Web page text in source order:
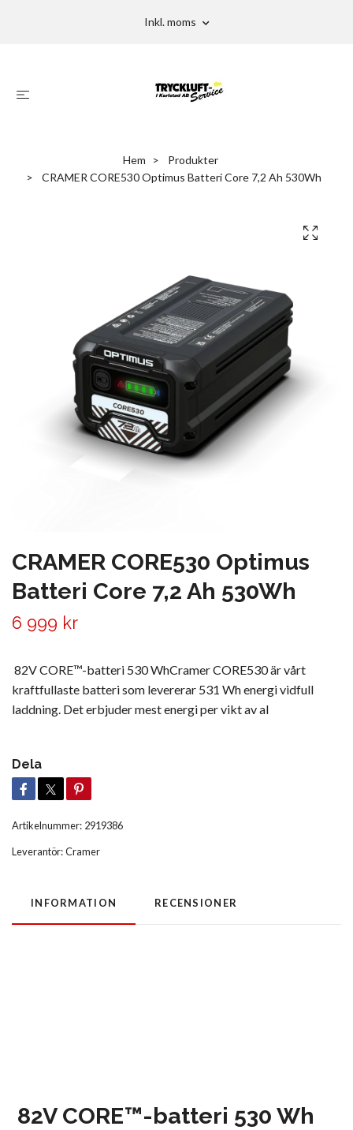
Inkl. moms
Hem
Produkter
CRAMER CORE530 Optimus Batteri Core 7,2 Ah 530Wh
CRAMER CORE530 Optimus
Batteri Core 7,2 Ah 530Wh
6 999 kr
82V CORE™-batteri 530 WhCramer CORE530 är vårt
kraftfullaste batteri som levererar 531 Wh energi vidfull
laddning. Det erbjuder mest energi per vikt av al
Dela
Artikelnummer: 2919386
Leverantör:Cramer
INFORMATION RECENSIONER
82V CORE™-batteri 530 Wh